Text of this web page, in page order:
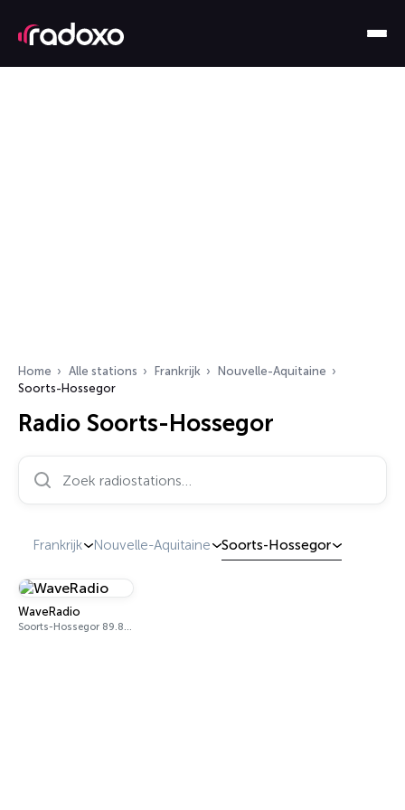
Home Alle stations Frankrijk
Nouvelle-Aquitaine
Soorts-Hossegor
Radio Soorts-Hossegor
Frankrijk Nouvelle-Aquitaine Soorts-Hossegor
WaveRadio
Soorts-Hossegor 89.8 FM